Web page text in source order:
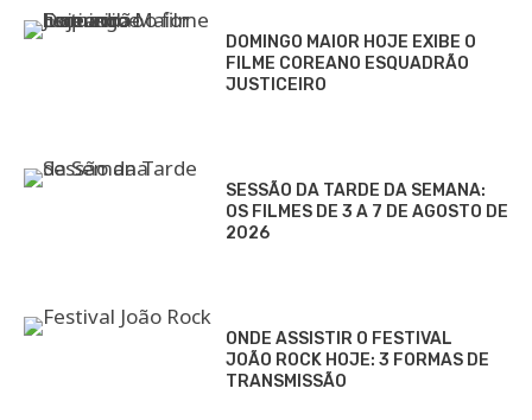
DOMINGO MAIOR HOJE EXIBE O
FILME COREANO ESQUADRÃO
JUSTICEIRO
SESSÃO DA TARDE DA SEMANA:
OS FILMES DE 3 A 7 DE AGOSTO DE
2026
ONDE ASSISTIR O FESTIVAL
JOÃO ROCK HOJE: 3 FORMAS DE
TRANSMISSÃO